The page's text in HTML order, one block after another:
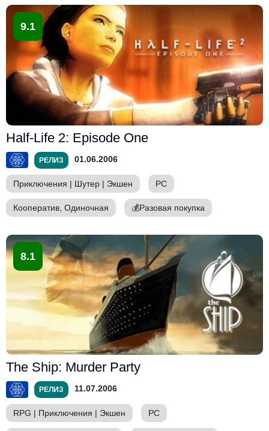
9.1
Half-Life 2: Episode One
РЕЛИЗ 01.06.2006
Приключения | Шутер | Экшен PC
Кооператив, Одиночная 💰Разовая покупка
8.1
The Ship: Murder Party
РЕЛИЗ 11.07.2006
RPG | Приключения | Экшен PC